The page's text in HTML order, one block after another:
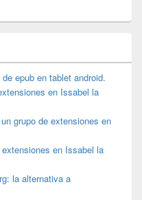
de epub en tablet android.
en Issabel la
grupo de extensiones en
en Issabel la
la alternativa a